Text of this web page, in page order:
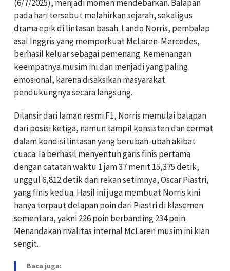
(6/7/2025), menjadi momen mendebarkan. Balapan
pada hari tersebut melahirkan sejarah, sekaligus
drama epik di lintasan basah. Lando Norris, pembalap
asal Inggris yang memperkuat McLaren-Mercedes,
berhasil keluar sebagai pemenang. Kemenangan
keempatnya musim ini dan menjadi yang paling
emosional, karena disaksikan masyarakat
pendukungnya secara langsung.
Dilansir dari laman resmi F1, Norris memulai balapan
dari posisi ketiga, namun tampil konsisten dan cermat
dalam kondisi lintasan yang berubah-ubah akibat
cuaca. Ia berhasil menyentuh garis finis pertama
dengan catatan waktu 1 jam 37 menit 15,375 detik,
unggul 6,812 detik dari rekan setimnya, Oscar Piastri,
yang finis kedua. Hasil ini juga membuat Norris kini
hanya terpaut delapan poin dari Piastri di klasemen
sementara, yakni 226 poin berbanding 234 poin.
Menandakan rivalitas internal McLaren musim ini kian
sengit.
Baca juga: